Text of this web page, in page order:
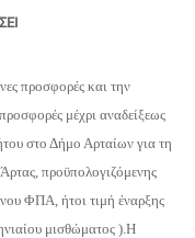
προσφορές και την
μέχρι αναδείξεως
στο Δήμο Αρταίων για τη
προϋπολογιζόμενης
ΦΠΑ, ήτοι τιμή έναρξης
μισθώματος ).Η